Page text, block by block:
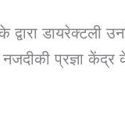
डायरेक्टली
प्रज्ञा